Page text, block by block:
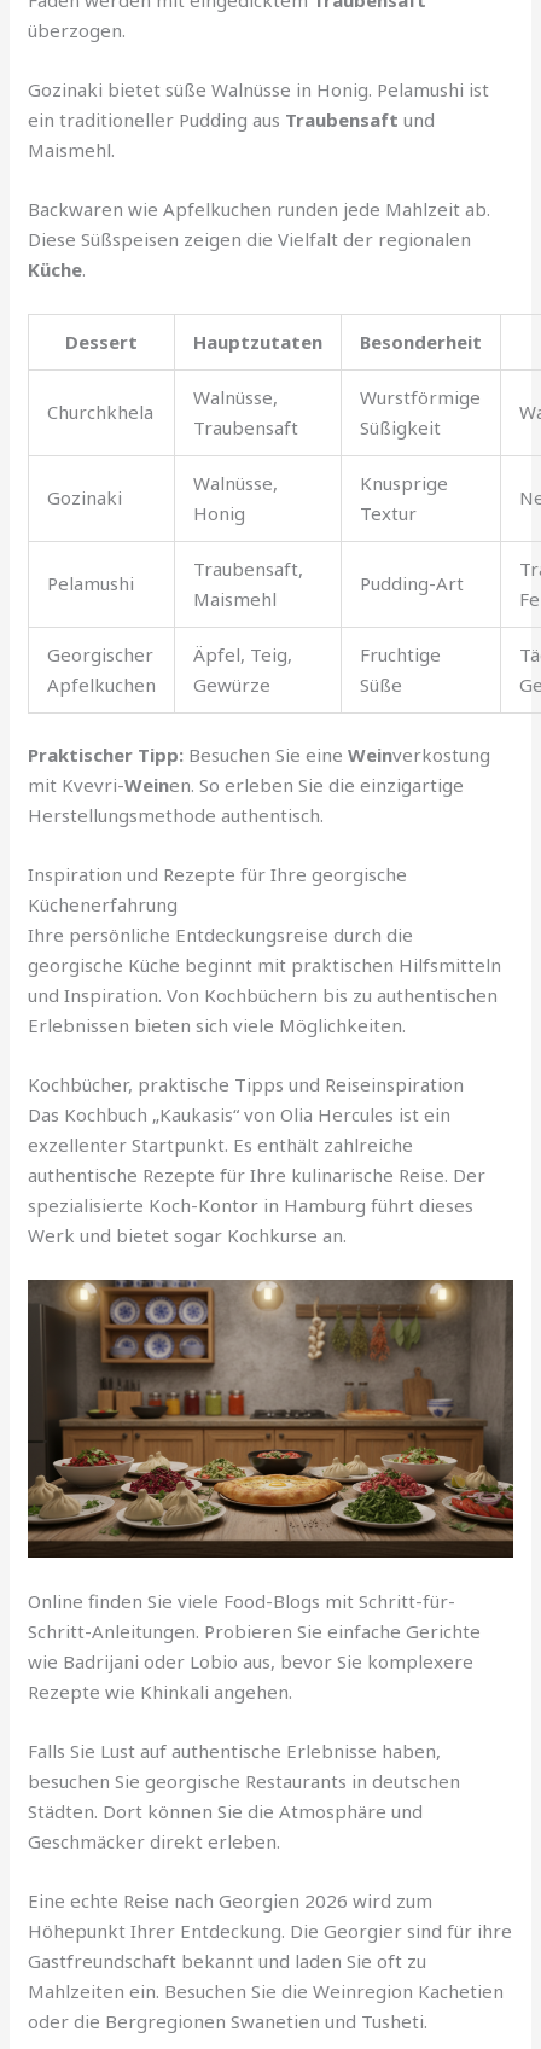
überzogen.
Gozinaki bietet süße Walnüsse in Honig. Pelamushi ist
ein traditioneller Pudding aus Traubensaft und
Maismehl.
Backwaren wie Apfelkuchen runden jede Mahlzeit ab.
Diese Süßspeisen zeigen die Vielfalt der regionalen
Küche.
Dessert Hauptzutaten Besonderheit
Churchkhela
Walnüsse,
Traubensaft
Wurstförmige
Süßigkeit
Gozinaki
Walnüsse,
Honig
Knusprige
Textur
Pelamushi
Traubensaft,
Maismehl
Pudding-Art
Georgischer
Apfelkuchen
Äpfel, Teig,
Gewürze
Fruchtige
Süße
Praktischer Tipp: Besuchen Sie eineWeinverkostung
mit Kvevri-Weinen. So erleben Sie die einzigartige
Herstellungsmethode authentisch.
Inspiration und Rezepte für Ihre georgische
Küchenerfahrung
Ihre persönliche Entdeckungsreise durch die
georgische Küche beginnt mit praktischen Hilfsmitteln
und Inspiration. Von Kochbüchern bis zu authentischen
Erlebnissen bieten sich viele Möglichkeiten.
Kochbücher, praktische Tipps und Reiseinspiration
Das Kochbuch „Kaukasis“ von Olia Hercules ist ein
exzellenter Startpunkt. Es enthält zahlreiche
authentische Rezepte für Ihre kulinarische Reise. Der
spezialisierte Koch-Kontor in Hamburg führt dieses
Werk und bietet sogar Kochkurse an.
Online finden Sie viele Food-Blogs mit Schritt-für-
Schritt-Anleitungen. Probieren Sie einfache Gerichte
wie Badrijani oder Lobio aus, bevor Sie komplexere
Rezepte wie Khinkali angehen.
Falls Sie Lust auf authentische Erlebnisse haben,
besuchen Sie georgische Restaurants in deutschen
Städten. Dort können Sie die Atmosphäre und
Geschmäcker direkt erleben.
Eine echte Reise nach Georgien 2026 wird zum
Höhepunkt Ihrer Entdeckung. Die Georgier sind für ihre
Gastfreundschaft bekannt und laden Sie oft zu
Mahlzeiten ein. Besuchen Sie die Weinregion Kachetien
oder die Bergregionen Swanetien und Tusheti.